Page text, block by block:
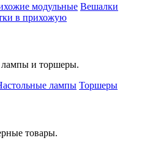
модульные Вешалки
в прихожую
и торшеры.
лампы Торшеры
товары.